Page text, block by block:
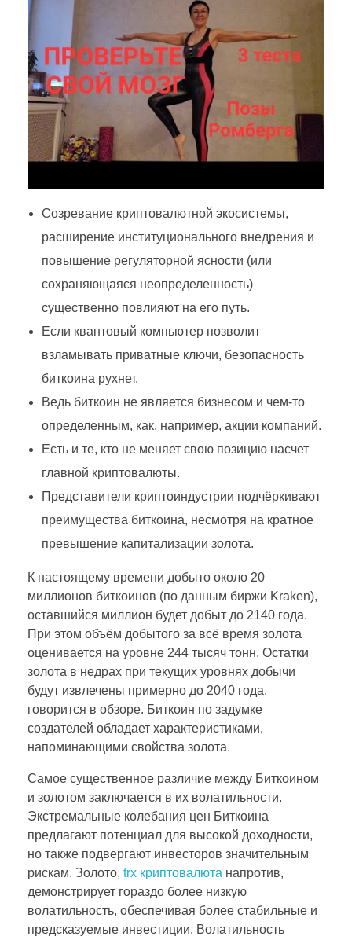
Созревание криптовалютной экосистемы,
расширение институционального внедрения и
повышение регуляторной ясности (или
сохраняющаяся неопределенность)
существенно повлияют на его путь.
Если квантовый компьютер позволит
взламывать приватные ключи, безопасность
биткоина рухнет.
Ведь биткоин не является бизнесом и чем-то
определенным, как, например, акции компаний.
Есть и те, кто не меняет свою позицию насчет
главной криптовалюты.
Представители криптоиндустрии подчёркивают
преимущества биткоина, несмотря на кратное
превышение капитализации золота.
К настоящему времени добыто около 20
миллионов биткоинов (по данным биржи Kraken),
оставшийся миллион будет добыт до 2140 года.
При этом объём добытого за всё время золота
оценивается на уровне 244 тысяч тонн. Остатки
золота в недрах при текущих уровнях добычи
будут извлечены примерно до 2040 года,
говорится в обзоре. Биткоин по задумке
создателей обладает характеристиками,
напоминающими свойства золота.
Самое существенное различие между Биткоином
и золотом заключается в их волатильности.
Экстремальные колебания цен Биткоина
предлагают потенциал для высокой доходности,
но также подвергают инвесторов значительным
рискам. Золото, trx криптовалюта напротив,
демонстрирует гораздо более низкую
волатильность, обеспечивая более стабильные и
предсказуемые инвестиции. Волатильность